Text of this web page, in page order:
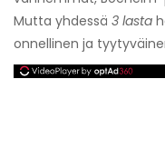
Mutta yhdessä 3 lasta
onnellinen ja